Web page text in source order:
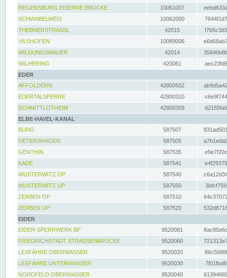
REGENSBURG EISERNE BRÜCKE
10061007
SCHWABELWEIS
10062000
THEBNERSTRASSL
42015
VILSHOFEN
10089006
WILDUNGSMAUER
42014
WILHERING
420061
EDER
AFFOLDERN
42800502
EDERTALSPERRE
42800310
SCHMITTLOTHEIM
42800309
ELBE-HAVEL-KANAL
BURG
587507
DETERSHAGEN
587505
GENTHIN
587535
KADE
587541
WUSTERWITZ OP
587540
WUSTERWITZ UP
587550
ZERBEN OP
587510
ZERBEN UP
587520
EIDER
EIDER-SPERRWERK BP
9520081
FRIEDRICHSTADT STRASSENBRÜCKE
9520060
LEXFÄHRE OBERWASSER
9520020
LEXFÄHRE UNTERWASSER
9520030
NORDFELD OBERWASSER
9520040